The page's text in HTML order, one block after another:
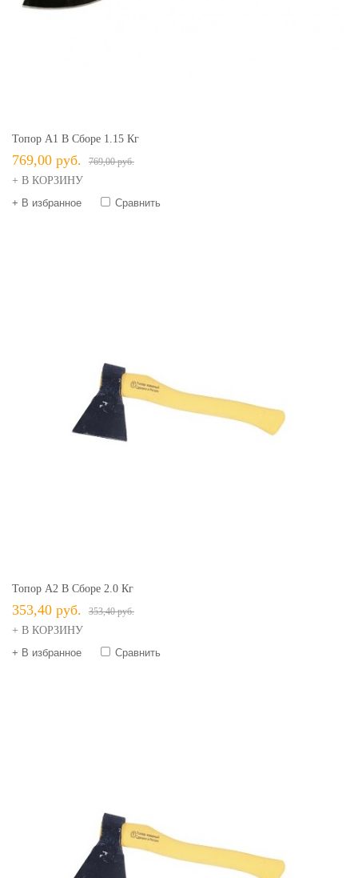
Топор А1 В Сборе 1.15 Кг
769,00 руб. 769,00 руб.
+ В КОРЗИНУ
+ В избранное
Сравнить
Топор А2 В Сборе 2.0 Кг
353,40 руб. 353,40 руб.
+ В КОРЗИНУ
+ В избранное
Сравнить